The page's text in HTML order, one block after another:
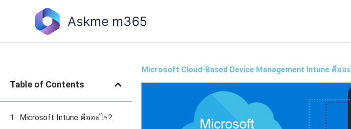
Askme m365
Table of Contents
Microsoft Intune คืออะไร?
Microsoft Cloud-Based Device Management Intune คือ